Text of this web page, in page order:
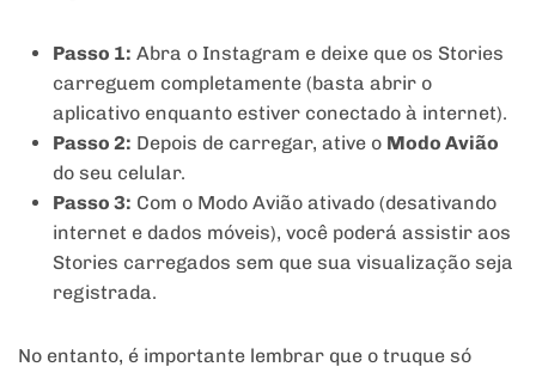
Passo 1: Abra o Instagram e deixe que os Stories
carreguem completamente (basta abrir o
aplicativo enquanto estiver conectado à internet).
Passo 2: Depois de carregar, ative o Modo Avião
do seu celular.
Passo 3: Com o Modo Avião ativado (desativando
internet e dados móveis), você poderá assistir aos
Stories carregados sem que sua visualização seja
registrada.
No entanto, é importante lembrar que o truque só